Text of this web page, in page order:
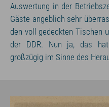
Auswertung in der
Gäste angeblich sehr
den voll gedeckten Tischen
der DDR. Nun ja, das
großzügig im Sinne des